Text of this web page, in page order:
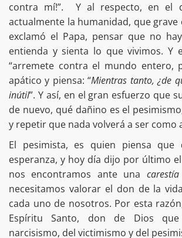
contra mí!”. Y al respecto, en el
actualmente la humanidad, que grave
exclamó el Papa, pensar que no
entienda y sienta lo que vivimos. Y
“arremete contra el mundo entero,
apático y piensa: “Mientras tanto, ¿de
inútil”. Y así, en el gran esfuerzo que
de nuevo, qué dañino es el
y repetir que nada volverá a ser como
El pesimista, es quien piensa
esperanza, y hoy día dijo por último
nos encontramos ante una
necesitamos valorar el don de la
cada uno de nosotros. Por esta
Espíritu Santo, don de Dios
narcisismo, del victimismo y del